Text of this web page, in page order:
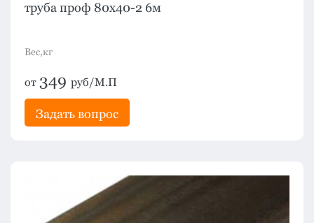
труба проф 80х40-2 6м
Вес,кг
от 349 руб/М.П
Задать вопрос